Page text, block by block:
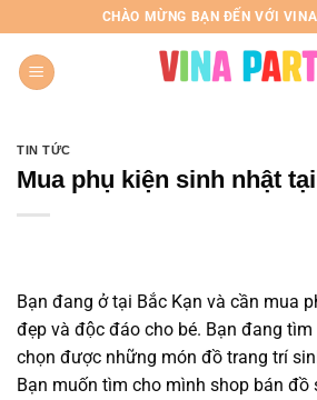
đến
nội
dung
CHÀO MỪNG BẠN ĐẾN VỚI
TIN TỨC
Mua phụ kiện sinh nhật
Bạn đang ở tại Bắc Kạn và cần mua
đẹp và độc đáo cho bé. Bạn đang
chọn được những món đồ trang trí
Bạn muốn tìm cho mình shop bán đồ